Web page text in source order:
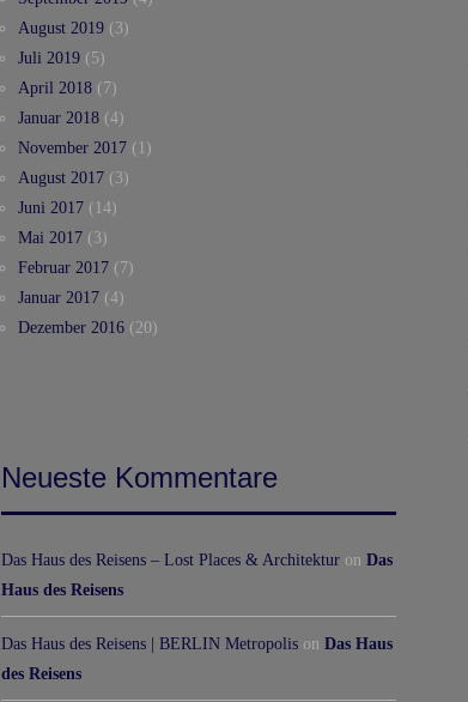
August 2019 (3)
Juli 2019 (5)
April 2018 (7)
Januar 2018 (4)
November 2017 (1)
August 2017 (3)
Juni 2017 (14)
Mai 2017 (3)
Februar 2017 (7)
Januar 2017 (4)
Dezember 2016 (20)
Neueste Kommentare
Das Haus des Reisens – Lost Places & Architektur on Das
Haus des Reisens
Das Haus des Reisens | BERLIN Metropolis on Das Haus
des Reisens